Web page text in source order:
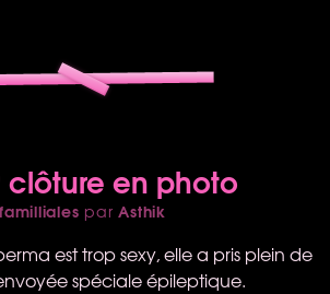
clôture en photo
parAsthik
est trop sexy, elle a pris plein de
spéciale épileptique.